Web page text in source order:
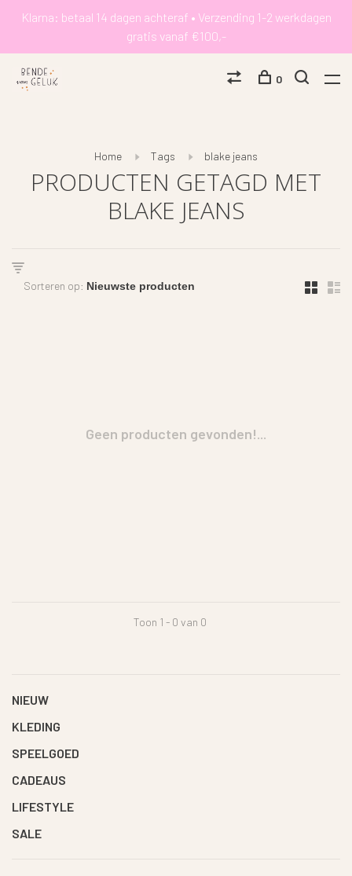
Klarna: betaal 14 dagen achteraf • Verzending 1-2 werkdagen
gratis vanaf €100,-
0
Home Tags blake jeans
PRODUCTEN GETAGD MET
BLAKE JEANS
Sorteren op:
Geen producten gevonden!...
Toon 1 - 0 van 0
NIEUW
KLEDING
SPEELGOED
CADEAUS
LIFESTYLE
SALE